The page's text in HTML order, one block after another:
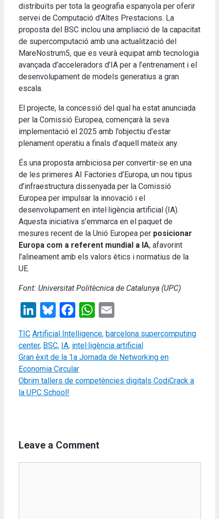
distribuïts per tota la geografia espanyola per oferir
servei de Computació d’Altes Prestacions. La
proposta del BSC inclou una ampliació de la capacitat
de supercomputació amb una actualització del
MareNostrum5, que es veurà equipat amb tecnologia
avançada d’acceleradors d’IA per a l’entrenament i el
desenvolupament de models generatius a gran
escala.
El projecte, la concessió del qual ha estat anunciada
per la Comissió Europea, començarà la seva
implementació el 2025 amb l’objectiu d’estar
plenament operatiu a finals d’aquell mateix any.
És una proposta ambiciosa per convertir-se en una
de les primeres AI Factories d’Europa, un nou tipus
d’infraestructura dissenyada per la Comissió
Europea per impulsar la innovació i el
desenvolupament en intel·ligència artificial (IA).
Aquesta iniciativa s’emmarca en el paquet de
mesures recent de la Unió Europea per posicionar
Europa com a referent mundial a IA, afavorint
l’alineament amb els valors ètics i normatius de la
UE.
Font: Universitat Politècnica de Catalunya (UPC)
LinkedIn
Bluesky
Facebook
WhatsApp
Categories
TIC Tags
Artificial Intelligence, barcelona supercomputing
center, BSC, IA, intel·ligència artificial
Gran èxit de la 1a Jornada de Networking en
Economia Circular
Obrim tallers de competències digitals CodiCrack a
la UPC School!
Leave a Comment